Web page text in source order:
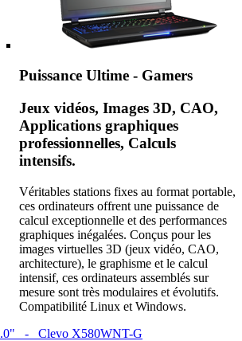
Puissance Ultime - Gamers
Jeux vidéos, Images 3D, CAO,
Applications graphiques
professionnelles, Calculs
intensifs.
Véritables stations fixes au format portable,
ces ordinateurs offrent une puissance de
calcul exceptionnelle et des performances
graphiques inégalées. Conçus pour les
images virtuelles 3D (jeux vidéo, CAO,
architecture), le graphisme et le calcul
intensif, ces ordinateurs assemblés sur
mesure sont très modulaires et évolutifs.
Compatibilité Linux et Windows.
- Clevo X580WNT-G